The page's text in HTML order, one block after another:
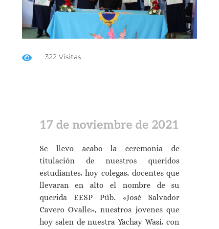
 322 Visitas
17 de noviembre de 2021
Se llevo acabo la ceremonia de
titulación de nuestros queridos
estudiantes, hoy colegas, docentes que
llevaran en alto el nombre de su
querida EESP Púb. «José Salvador
Cavero Ovalle», nuestros jovenes que
hoy salen de nuestra Yachay Wasi, con